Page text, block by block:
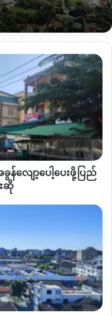
စစ်ကောင်စီတပ်နဲ့
းပြောပါတယ်။
ပြေးနေကြတာအင်အား
င်တယ်။ တနိုင်းဒ.က.စ(တ
ပ်
ာင်းထိုးနေတာ”လို့ တနိုင်း
မှော်ဒေသတွေကိုထိန်းချုပ်
ြောင်း၊လက်နက်ကြီးပစ်
တာဖြစ်တယ်လို့ တနိုင်း
ြပါတယ်။
လျော့ပေါ့ပေးဖို့ပြည်
ဆို